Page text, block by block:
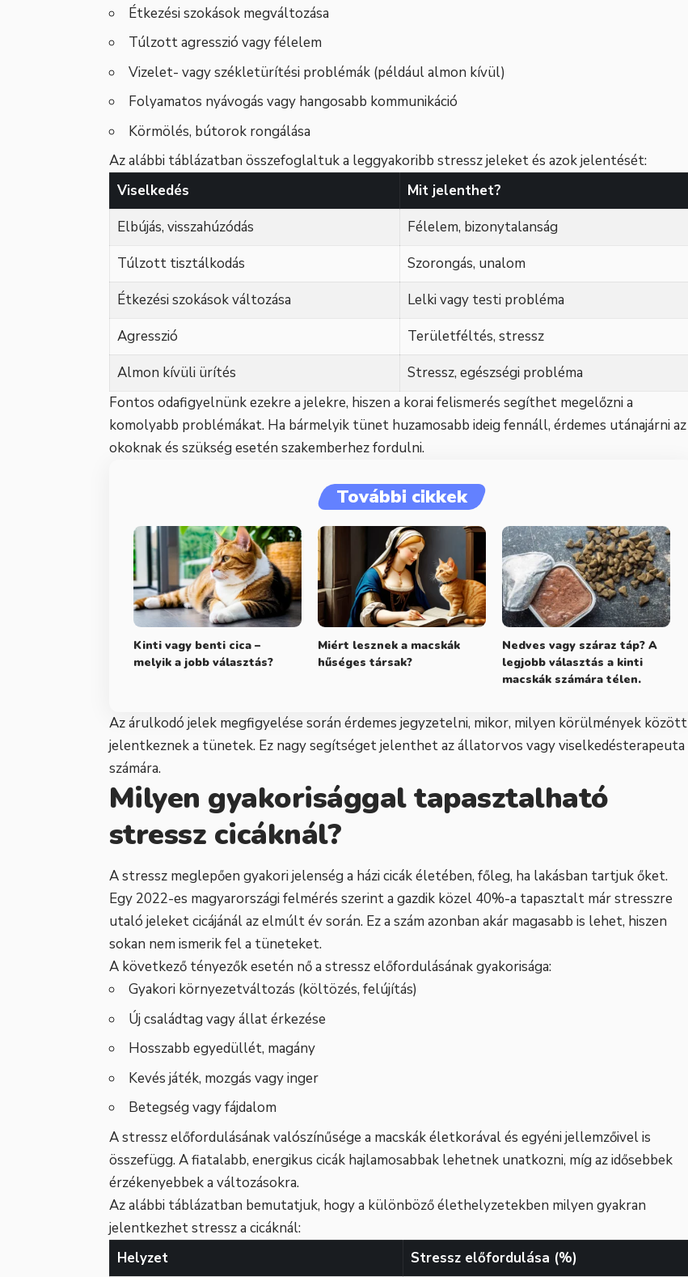
Étkezési szokások megváltozása
Túlzott agresszió vagy félelem
Vizelet- vagy székletürítési problémák (például almon kívül)
Folyamatos nyávogás vagy hangosabb kommunikáció
Körmölés, bútorok rongálása
Az alábbi táblázatban összefoglaltuk a leggyakoribb stressz jeleket és azok jelentését:
Viselkedés
Mit jelenthet?
Elbújás, visszahúzódás
Félelem, bizonytalanság
Túlzott tisztálkodás
Szorongás, unalom
Étkezési szokások változása
Lelki vagy testi probléma
Agresszió
Területféltés, stressz
Almon kívüli ürítés
Stressz, egészségi probléma
Fontos odafigyelnünk ezekre a jelekre, hiszen a korai felismerés segíthet megelőzni a
komolyabb problémákat. Ha bármelyik tünet huzamosabb ideig fennáll, érdemes utánajárni az
okoknak és szükség esetén szakemberhez fordulni.
További cikkek
Kinti vagy benti cica –
melyik a jobb választás?
Miért lesznek a macskák
hűséges társak?
Nedves vagy száraz táp? A
legjobb választás a kinti
macskák számára télen.
Az árulkodó jelek megfigyelése során érdemes jegyzetelni, mikor, milyen körülmények között
jelentkeznek a tünetek. Ez nagy segítséget jelenthet az állatorvos vagy viselkedésterapeuta
számára.
Milyen gyakorisággal tapasztalható
stressz cicáknál?
A stressz meglepően gyakori jelenség a házi cicák életében, főleg, ha lakásban tartjuk őket.
Egy 2022-es magyarországi felmérés szerint a gazdik közel 40%-a tapasztalt már stresszre
utaló jeleket cicájánál az elmúlt év során. Ez a szám azonban akár magasabb is lehet, hiszen
sokan nem ismerik fel a tüneteket.
A következő tényezők esetén nő a stressz előfordulásának gyakorisága:
Gyakori környezetváltozás (költözés, felújítás)
Új családtag vagy állat érkezése
Hosszabb egyedüllét, magány
Kevés játék, mozgás vagy inger
Betegség vagy fájdalom
A stressz előfordulásának valószínűsége a macskák életkorával és egyéni jellemzőivel is
összefügg. A fiatalabb, energikus cicák hajlamosabbak lehetnek unatkozni, míg az idősebbek
érzékenyebbek a változásokra.
Az alábbi táblázatban bemutatjuk, hogy a különböző élethelyzetekben milyen gyakran
jelentkezhet stressz a cicáknál:
Helyzet
Stressz előfordulása (%)